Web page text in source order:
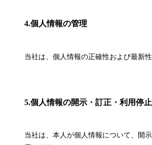
4.個人情報の管理
当社は、個人情報の正確性および最新
5.個人情報の開示・訂正・利用停
当社は、本人が個人情報について、開